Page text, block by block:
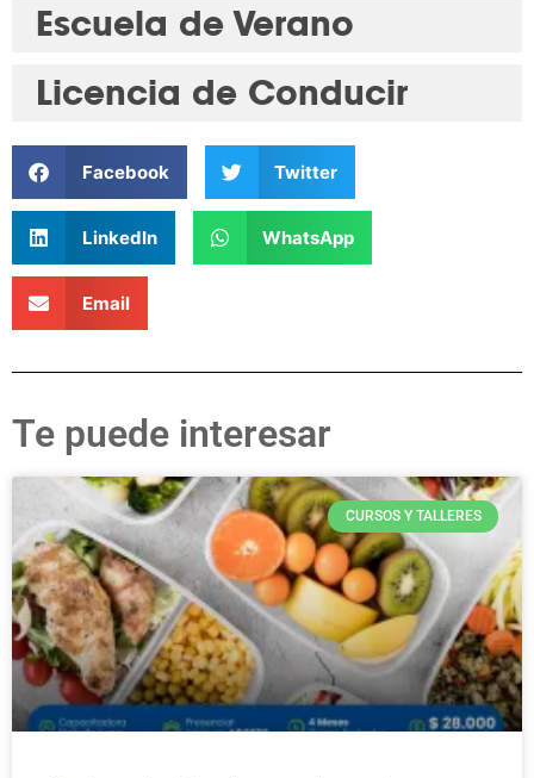
Escuela de Verano
Licencia de Conducir
Facebook Twitter
LinkedIn WhatsApp
Email
Te puede interesar
CURSOS Y TALLERES